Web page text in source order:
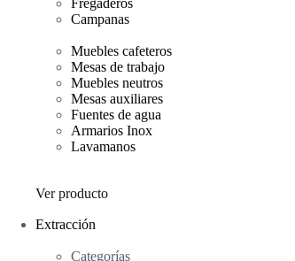
Fregaderos
Campanas
Muebles cafeteros
Mesas de trabajo
Muebles neutros
Mesas auxiliares
Fuentes de agua
Armarios Inox
Lavamanos
Ver producto
Extracción
Categorías